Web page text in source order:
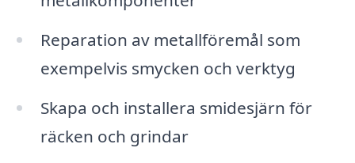
Reparation av metallföremål som
exempelvis smycken och verktyg
Skapa och installera smidesjärn för
räcken och grindar